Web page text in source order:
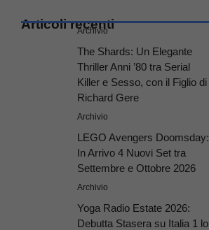
Articoli recenti
Archivio
The Shards: Un Elegante
Thriller Anni ’80 tra Serial
Killer e Sesso, con il Figlio di
Richard Gere
Archivio
LEGO Avengers Doomsday:
In Arrivo 4 Nuovi Set tra
Settembre e Ottobre 2026
Archivio
Yoga Radio Estate 2026:
Debutta Stasera su Italia 1 lo